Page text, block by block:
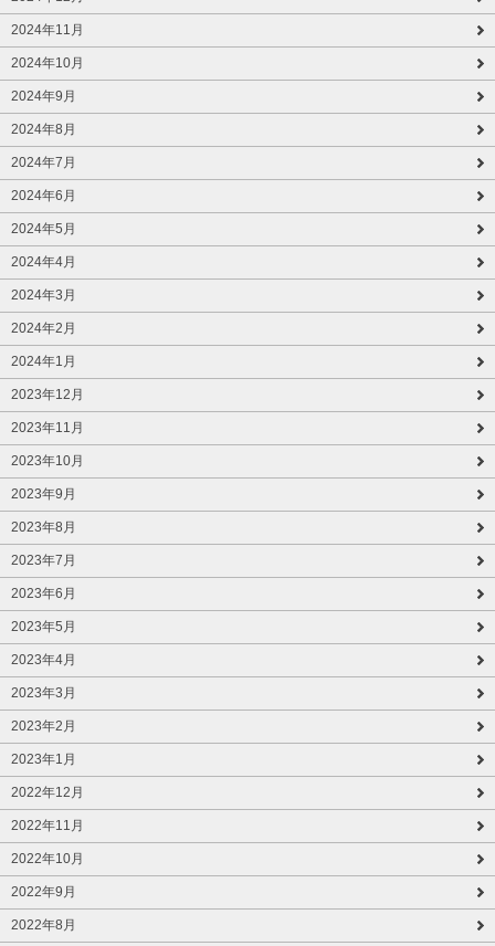
2024年11月
2024年10月
2024年9月
2024年8月
2024年7月
2024年6月
2024年5月
2024年4月
2024年3月
2024年2月
2024年1月
2023年12月
2023年11月
2023年10月
2023年9月
2023年8月
2023年7月
2023年6月
2023年5月
2023年4月
2023年3月
2023年2月
2023年1月
2022年12月
2022年11月
2022年10月
2022年9月
2022年8月